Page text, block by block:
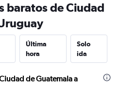
baratos de Ciudad
Última
hora
Solo
ida
de Guatemala a